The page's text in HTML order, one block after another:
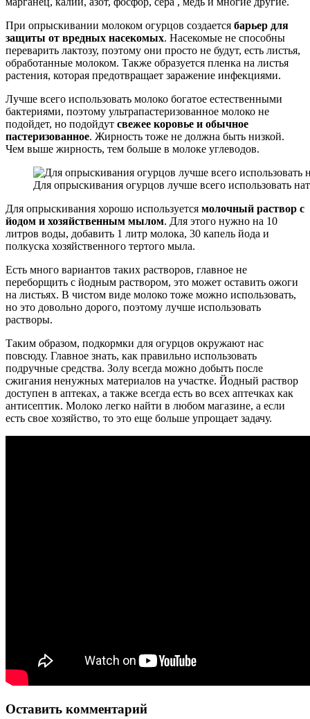
При опрыскивании молоком огурцов создается барьер для
защиты от вредных насекомых. Насекомые не способны
переварить лактозу, поэтому они просто не будут, есть листья,
обработанные молоком. Также образуется пленка на листья
растения, которая предотвращает заражение инфекциями.
Лучше всего использовать молоко богатое естественными
бактериями, поэтому ультрапастеризованное молоко не
подойдет, но подойдут свежее коровье и обычное
пастеризованное. Жирность тоже не должна быть низкой.
Чем выше жирность, тем больше в молоке углеводов.
Для опрыскивания огурцов лучше всего использовать
Для опрыскивания хорошо используется молочный раствор с
йодом и хозяйственным мылом. Для этого нужно на 10
литров воды, добавить 1 литр молока, 30 капель йода и
полкуска хозяйственного тертого мыла.
Есть много вариантов таких растворов, главное не
переборщить с йодным раствором, это может оставить ожоги
на листьях. В чистом виде молоко тоже можно использовать,
но это довольно дорого, поэтому лучше использовать
растворы.
Таким образом, подкормки для огурцов окружают нас
повсюду. Главное знать, как правильно использовать
подручные средства. Золу всегда можно добыть после
сжигания ненужных материалов на участке. Йодный раствор
доступен в аптеках, а также всегда есть во всех аптечках как
антисептик. Молоко легко найти в любом магазине, а если
есть свое хозяйство, то это еще больше упрощает задачу.
Оставить комментарий